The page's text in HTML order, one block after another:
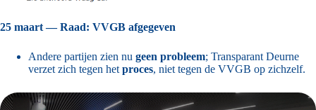
25 maart — Raad: VVGB afgegeven
Andere partijen zien nu geen probleem; Transparant Deurne
verzet zich tegen het proces, niet tegen de VVGB op zichzelf.